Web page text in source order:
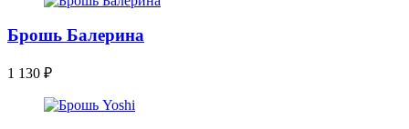
Брошь Балерина
1 130 ₽